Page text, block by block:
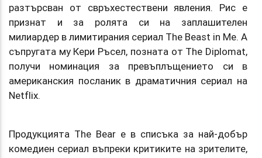
разтърсван от свръхестествени явления. Рис е
признат и за ролята си на заплашителен
милиардер в лимитирания сериал The Beast in Mе. А
съпругата му Кери Ръсел, позната от The Diplomat,
получи номинация за превъплъщението си в
американския посланик в драматичния сериал на
Netflix.
Продукцията The Bear е в списъка за най-добър
комедиен сериал въпреки критиките на зрителите,